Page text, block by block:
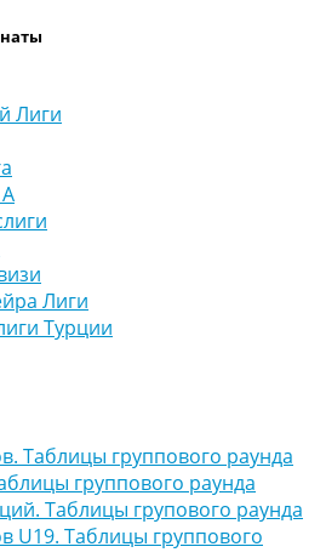
Лиги
Лиги
Турции
Таблицы группового раунда
группового раунда
Таблицы групового раунда
U19. Таблицы группового